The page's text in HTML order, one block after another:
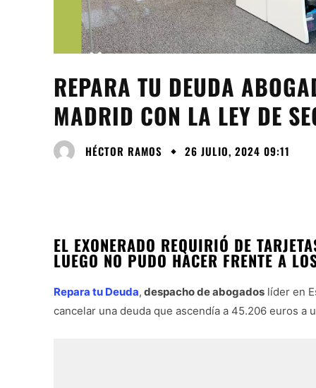
REPARA TU DEUDA
MADRID CON LA LEY DE
HÉCTOR RAMOS 26 JULIO, 2024 09:11
EL EXONERADO REQUIRIÓ DE
LUEGO NO PUDO HACER FRENTE A
Repara tu Deuda, despacho de abogados líder en
cancelar una deuda que ascendía a 45.206 euros a